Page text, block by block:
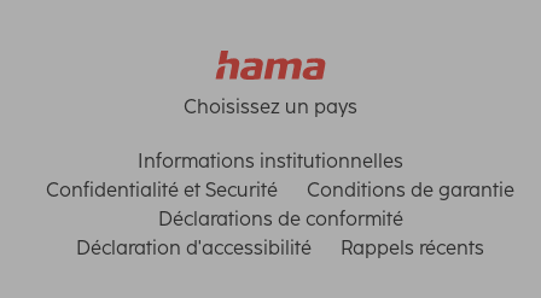
Choisissez un pays
Informations institutionnelles
Confidentialité et Securité
Conditions de garantie
Déclarations de conformité
Déclaration d'accessibilité
Rappels récents